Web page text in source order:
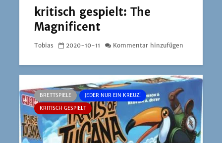
kritisch gespielt: The
Magnificent
Tobias 2020-10-11 Kommentar hinzufügen
BRETTSPIELE
JEDER NUR EIN KREUZ!
KRITISCH GESPIELT